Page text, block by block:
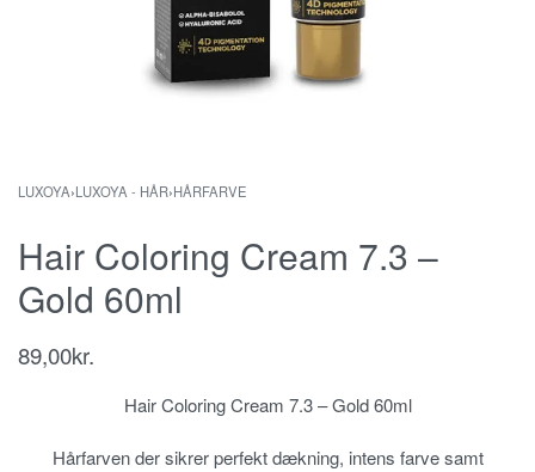
LUXOYA›LUXOYA - HÅR›HÅRFARVE
Hair Coloring Cream 7.3 –
Gold 60ml
89,00kr.
Hair Coloring Cream 7.3 – Gold 60ml
Hårfarven der sikrer perfekt dækning, intens farve samt